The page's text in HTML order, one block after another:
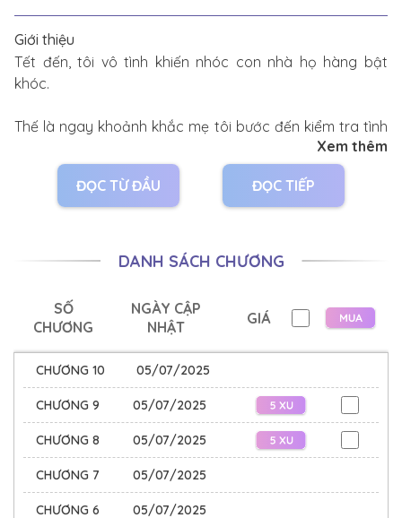
Giới thiệu
Tết đến, tôi vô tình khiến nhóc con nhà họ hàng bật
khóc.
Thế là ngay khoảnh khắc mẹ tôi bước đến kiểm tra tình
hình, tôi vội vàng bế đứa trẻ vào lòng thanh mai, định đổ
vạ cho cậu ấy.
Nào ngờ, sau khi mẹ tôi đi khỏi, bạn thanh mai yêu quý
không thể để cậu trông được rồi."
Xem thêm
ĐỌC TỪ ĐẦU ĐỌC TIẾP
DANH SÁCH CHƯƠNG
SỐ
CHƯƠNG
NGÀY CẬP
NHẬT
GIÁ
CHƯƠNG 10 05/07/2025
CHƯƠNG 9 05/07/2025
CHƯƠNG 8 05/07/2025
CHƯƠNG 7 05/07/2025
CHƯƠNG 6 05/07/2025